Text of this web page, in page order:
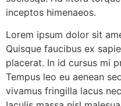
inceptos himenaeos.
Lorem ipsum dolor sit
Quisque faucibus ex
placerat. In id cursus mi
Tempus leo eu aenean
vivamus fringilla lacus